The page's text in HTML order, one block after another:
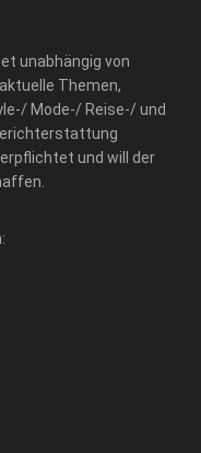
unabhängig von
Themen,
Mode-/ Reise-/ und
und will der